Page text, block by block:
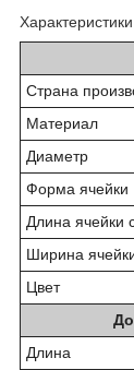
Характеристики
Страна
Материал
Диаметр
Форма ячейки
Длина ячейки
Ширина
Цвет
Длина